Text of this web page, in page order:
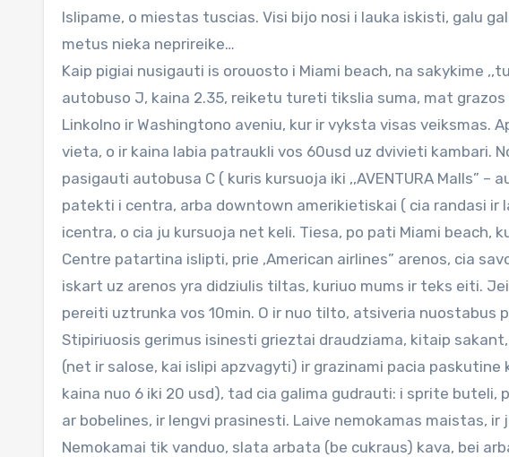
Islipame, o miestas tuscias. Visi bijo nosi i lauka iskisti, galu
metus nieka neprireike…
Kaip pigiai nusigauti is orouosto i Miami beach, na sakykime
autobuso J, kaina 2.35, reiketu tureti tikslia suma, mat
Linkolno ir Washingtono aveniu, kur ir vyksta visas veiksmas.
vieta, o ir kaina labia patraukli vos 60usd uz dvivieti kambari.
pasigauti autobusa C ( kuris kursuoja iki ,,AVENTURA Malls” –
patekti i centra, arba downtown amerikietiskai ( cia randasi ir
icentra, o cia ju kursuoja net keli. Tiesa, po pati Miami beach,
Centre patartina islipti, prie ,American airlines” arenos, cia
iskart uz arenos yra didziulis tiltas, kuriuo mums ir teks eiti.
pereiti uztrunka vos 10min. O ir nuo tilto, atsiveria nuostabus
Stipiriuosis gerimus isinesti grieztai draudziama, kitaip
(net ir salose, kai islipi apzvagyti) ir grazinami pacia
kaina nuo 6 iki 20 usd), tad cia galima gudrauti: i sprite
ar bobelines, ir lengvi prasinesti. Laive nemokamas maistas,
Nemokamai tik vanduo, slata arbata (be cukraus) kava, bei